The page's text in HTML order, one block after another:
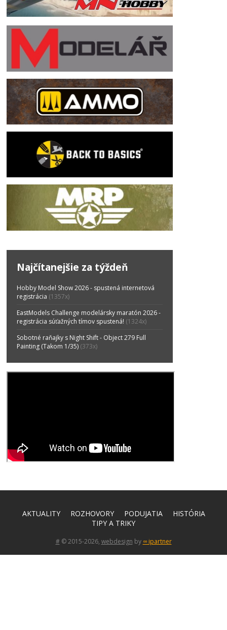
Najčítanejšie za týždeň
Hobby Model Show 2026 - spustená internetová
registrácia (1357x)
EastModels Challenge modelársky maratón 2026 -
registrácia súťažných tímov spustená! (1324x)
Sobotné raňajky s Night Shift - Object 279 Full
Painting (Takom 1/35) (373x)
AKTUALITY ROZHOVORY PODUJATIA
HISTÓRIA
TIPY A TRIKY
#© 2015-2026, webdesign by ∞ ipartner